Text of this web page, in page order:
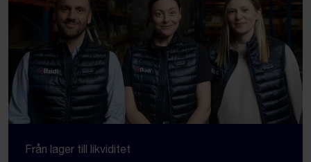
Från lager till likviditet